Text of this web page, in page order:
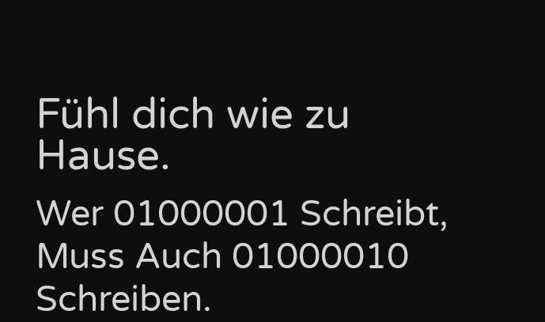
Fühl dich wie zu
Hause.
Wer 01000001 Schreibt,
Muss Auch 01000010
Schreiben.